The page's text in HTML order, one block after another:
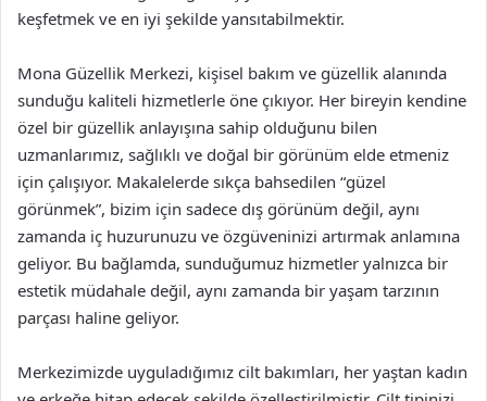
keşfetmek ve en iyi şekilde yansıtabilmektir.
Mona Güzellik Merkezi, kişisel bakım ve güzellik alanında
sunduğu kaliteli hizmetlerle öne çıkıyor. Her bireyin kendine
özel bir güzellik anlayışına sahip olduğunu bilen
uzmanlarımız, sağlıklı ve doğal bir görünüm elde etmeniz
için çalışıyor. Makalelerde sıkça bahsedilen “güzel
görünmek”, bizim için sadece dış görünüm değil, aynı
zamanda iç huzurunuzu ve özgüveninizi artırmak anlamına
geliyor. Bu bağlamda, sunduğumuz hizmetler yalnızca bir
estetik müdahale değil, aynı zamanda bir yaşam tarzının
parçası haline geliyor.
Merkezimizde uyguladığımız cilt bakımları, her yaştan kadın